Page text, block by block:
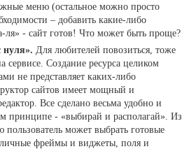
меню (остальное можно просто
– добавить какие-либо
ля» - сайт готов! Что может быть проще?
нуля». Для любителей повозиться, тоже
сервисе. Создание ресурса целиком
не представляет каких-либо
сайтов имеет мощный и
Все сделано весьма удобно и
принципе - «выбирай и располагай». Из
пользователь может выбрать готовые
фреймы и виджеты, поля и